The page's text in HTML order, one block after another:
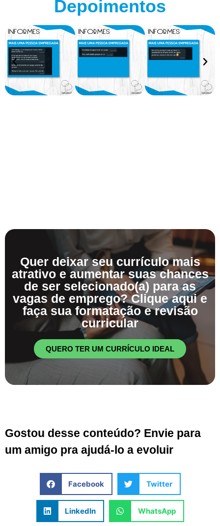
Depoimentos
Quer deixar seu currículo mais
atrativo e aumentar suas chances
de ser selecionado(a) para as
vagas de emprego? Clique aqui e
faça sua formatação e revisão
curricular
QUERO TER UM CURRÍCULO IDEAL
Gostou desse conteúdo? Envie para
um amigo pra ajudá-lo a evoluir
Facebook Twitter
LinkedIn WhatsApp